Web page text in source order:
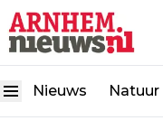
Nieuws